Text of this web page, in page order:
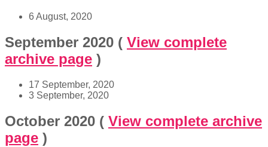
6 August, 2020
September 2020 ( View complete
archive page )
17 September, 2020
3 September, 2020
October 2020 ( View complete archive
page )